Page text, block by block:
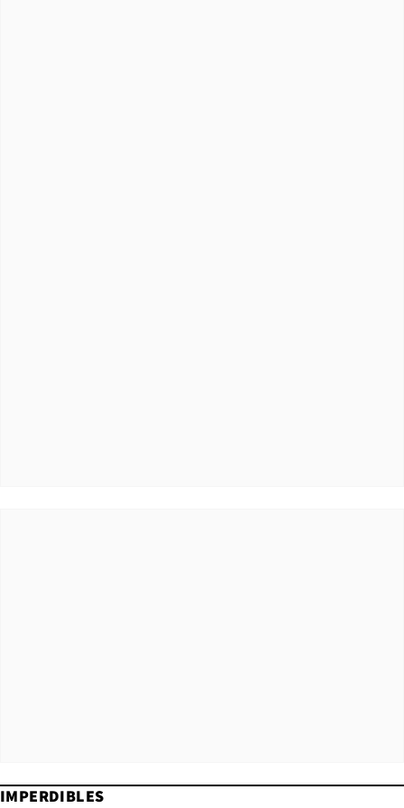
IMPERDIBLES